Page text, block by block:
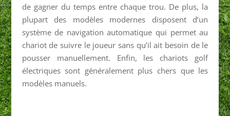
de gagner du temps entre chaque trou. De plus, la
plupart des modèles modernes disposent d’un
système de navigation automatique qui permet au
chariot de suivre le joueur sans qu’il ait besoin de le
pousser manuellement. Enfin, les chariots golf
électriques sont généralement plus chers que les
modèles manuels.